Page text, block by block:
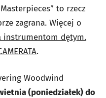
to rzecz
zagrana. Więcej o
instrumentom dętym.
.
Woodwind
(poniedziałek) do